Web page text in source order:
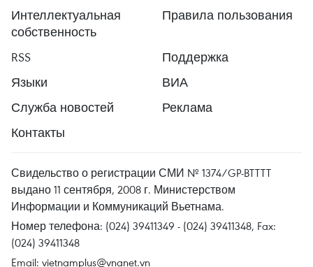
Интеллектуальная
собственность
Правила пользования
RSS
Поддержка
Языки
ВИА
Служба новостей
Реклама
Контакты
Свидельство о регистрации СМИ № 1374/GP-BTTTT
выдано 11 сентября, 2008 г. Министерством
Информации и Коммуникаций Вьетнама.
Номер телефона: (024) 39411349 - (024) 39411348, Fax:
(024) 39411348
Email: vietnamplus@vnanet.vn